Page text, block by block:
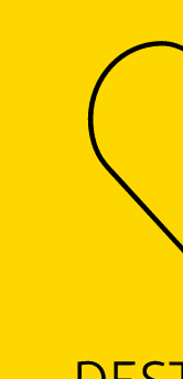
Jeudi 13 août à
Visite découverte de
75 Place Saint-
M'y rendre